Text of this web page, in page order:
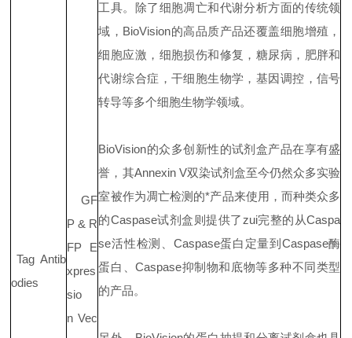
Tag Antib
odies
GF
P & R
FP E
xpres
sio
n Vec
工具。除了细胞凋亡和代谢分析方面的传统领
域，BioVision的高品质产品还覆盖细胞增殖，
细胞应激，细胞损伤和修复，糖尿病，肥胖和
代谢综合症，干细胞生物学，基因调控，信号
转导等多个细胞生物学领域。
BioVision的众多创新性的试剂盒产品在享有盛
誉，其Annexin V双染试剂盒至今仍然众多实验
室被作为凋亡检测的*产品来使用，而种类众多
的Caspase试剂盒则提供了zui完整的从Caspa
se活性检测、Caspase蛋白定量到Caspase酶
蛋白、Caspase抑制物和底物等多种不同类型
的产品。